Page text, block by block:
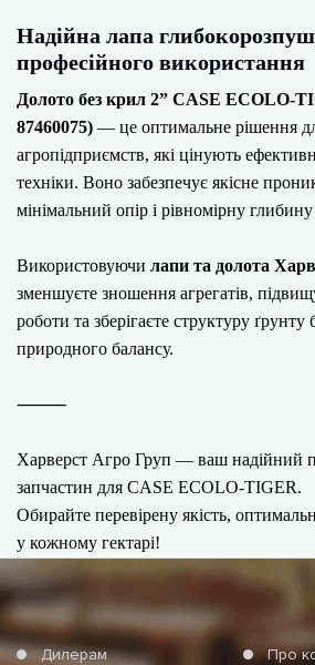
Надійна лапа
професійного використання
Долото без крил 2” CASE ECOLO-
87460075) — це оптимальне рішення
агропідприємств, які цінують
техніки. Воно забезпечує якісне
мінімальний опір і рівномірну
Використовуючи лапи та долота
зменшуєте зношення агрегатів,
роботи та зберігаєте структуру
природного балансу.
⸻
Харверст Агро Груп — ваш надійний
запчастин для CASE ECOLO-TIGER.
Обирайте перевірену якість,
у кожному гектарі!
Дилерам
Про